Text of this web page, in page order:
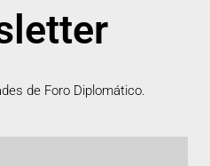
de Foro Diplomático.